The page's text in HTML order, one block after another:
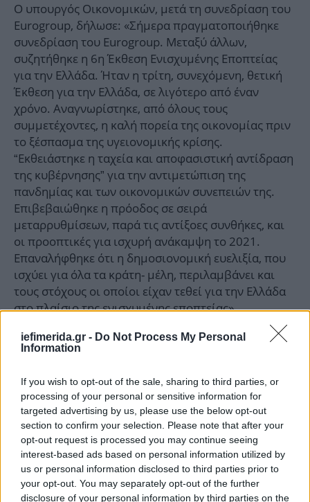
iefimerida.gr - Do Not Process My Personal
Information
If you wish to opt-out of the sale, sharing to third parties, or
processing of your personal or sensitive information for
targeted advertising by us, please use the below opt-out
section to confirm your selection. Please note that after your
opt-out request is processed you may continue seeing
interest-based ads based on personal information utilized by
us or personal information disclosed to third parties prior to
your opt-out. You may separately opt-out of the further
disclosure of your personal information by third parties on the
Ο υπουργός Οικονομικών, μετά τη συνεδρίαση του
Eurogroup, δήλωσε: «Σήμερα πραγματοποιήθηκε
συνεδρίαση του Eurogroup. Μεταξύ άλλων,
συζητήθηκε η 6η Έκθεση Ενισχυμένης Εποπτείας
για την Ελλάδα. Ήταν η τρίτη, συνεχόμενη, θετική
Έκθεση για την Ελλάδα, σε λιγότερο από έναν
χρόνο. Αναγνωρίστηκε, από όλους τους
συμμετέχοντες, η καλή πορεία της οικονομίας πριν
το ξέσπασμα της υγειονομικής κρίσης.
“Εκθειάστηκε η ταχεία και αποφασιστική αντίδραση
της κυβέρνησης” για την αντιμετώπιση της
πανδημίας και των οικονομικών συνεπειών της.
Επιβεβαιώθηκε η πρόοδος σε σειρά
μεταρρυθμίσεων, παρά τις αντίξοες συνθήκες, και
οι προοπτικές για ισχυρή ανάκαμψη το 2021.
Επαναλήφθηκε ότι η δημοσιονομική ευελιξία, που
ισχύει για όλα τα κράτη- μέλη, περιλαμβάνει και
τους στόχους οι οποίοι είχαν τεθεί για την Ελλάδα
στο πλαίσιο της ενισχυμένης εποπτείας».
«Επακόλουθο των ανωτέρω υπήρξε η απόφαση
ελάφρυνσης του ελληνικού χρέους, συνολικού
ύψους 748 εκατ. ευρώ, του δεύτερου πακέτου επί
σημερινής διακυβέρνησης. Η κυβέρνηση και το
οικονομικό επιτελείο της, αξιοποιώντας την
εμπιστοσύνη εταίρων και αγορών, συνεχίζει να
εφαρμόζει το συνεκτικό, δυναμικό, αποτελεσματικό
και εμπροσθοβαρές σχέδιό της. Σχέδιο το οποίο, με
την υλοποίηση φιλοαναπτυξιακών